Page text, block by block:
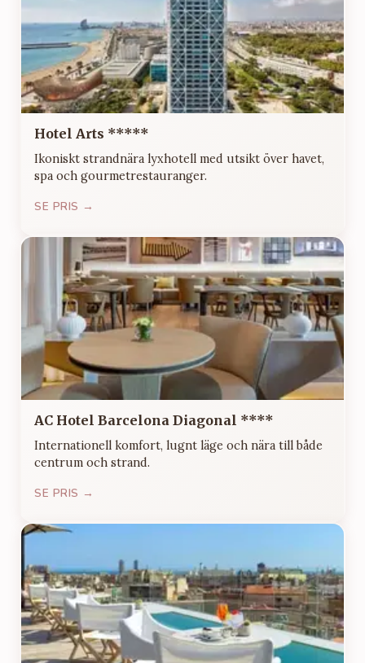
Hotel Arts *****
Ikoniskt strandnära lyxhotell med utsikt över havet,
spa och gourmetrestauranger.
SE PRIS →
AC Hotel Barcelona Diagonal ****
Internationell komfort, lugnt läge och nära till både
centrum och strand.
SE PRIS →